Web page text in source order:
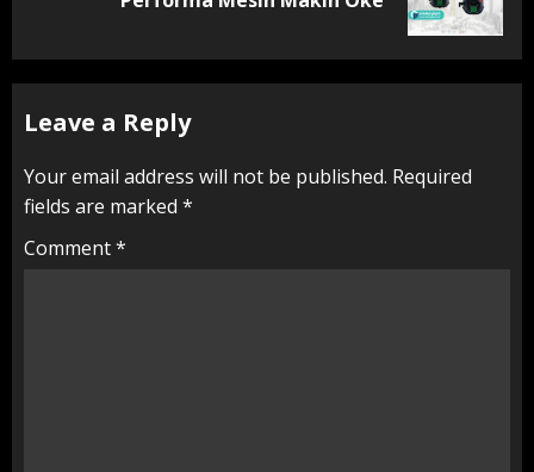
Leave a Reply
Your email address will not be published. Required
fields are marked *
Comment*